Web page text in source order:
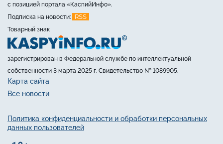
с позицией портала «КаспийИнфо».
Подписка на новости:
RSS
Товарный знак
зарегистрирован в Федеральной службе по интеллектуальной
собственности 3 марта 2025 г. Свидетельство № 1089905.
Карта сайта
Все новости
Политика конфиденциальности и обработки персональных
данных пользователей